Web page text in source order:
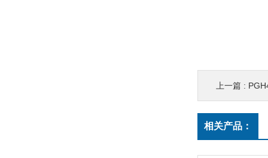
上一篇 :
相关产品：